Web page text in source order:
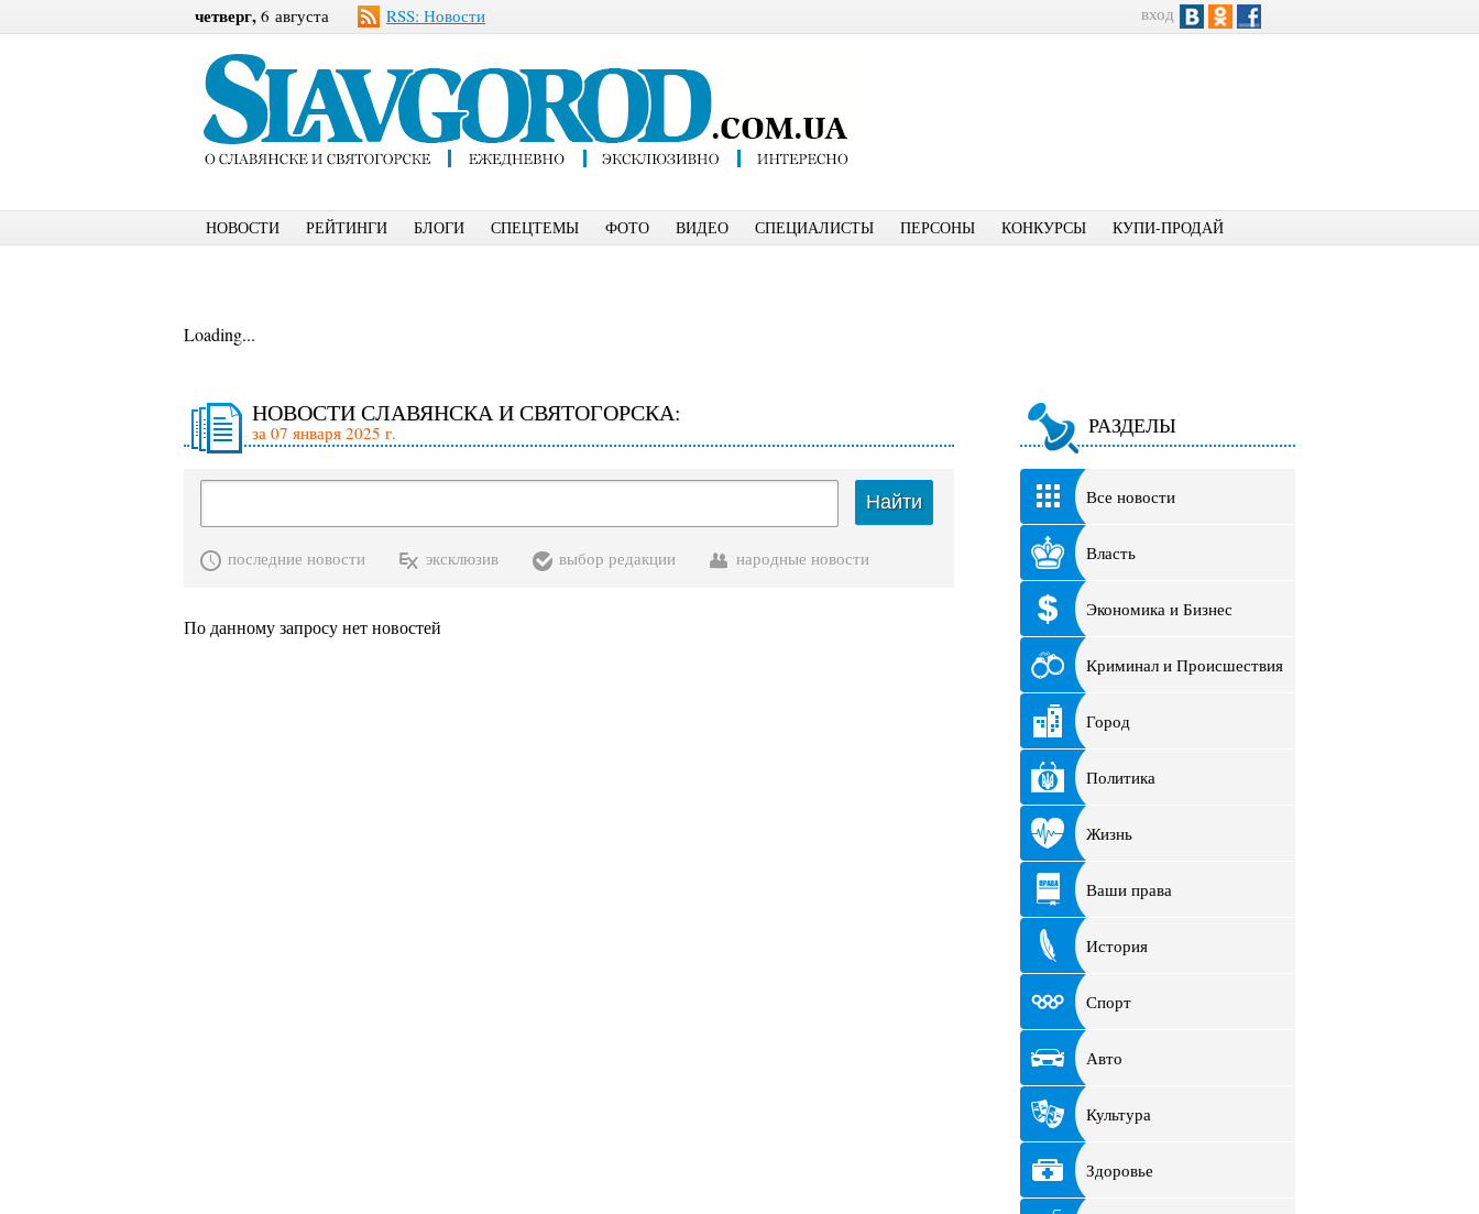
четверг, 6 августа RSS: Новости вход
НОВОСТИ РЕЙТИНГИ БЛОГИ СПЕЦТЕМЫ ФОТО ВИДЕО СПЕЦИАЛИСТЫ ПЕРСОНЫ КОНКУРСЫ КУПИ-ПРОДАЙ
Loading...
НОВОСТИ СЛАВЯНСКА И СВЯТОГОРСКА:
за 07 января 2025 г.
Найти
последние новости эксклюзив выбор редакции народные новости
По данному запросу нет новостей
РАЗДЕЛЫ
Все новости
Власть
Экономика и Бизнес
Криминал и Происшествия
Город
Политика
Жизнь
Ваши права
История
Спорт
Авто
Культура
Здоровье